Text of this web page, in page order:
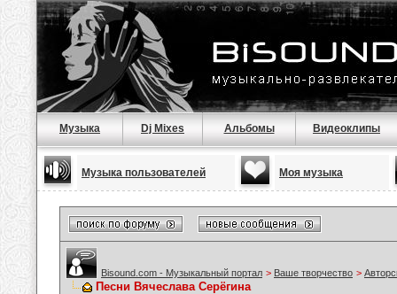
Музыка Dj Mixes Альбомы Видеоклипы
Музыка пользователей Моя музыка
Bisound.com - Музыкальный портал > Ваше творчество >
Песни Вячеслава Серёгина